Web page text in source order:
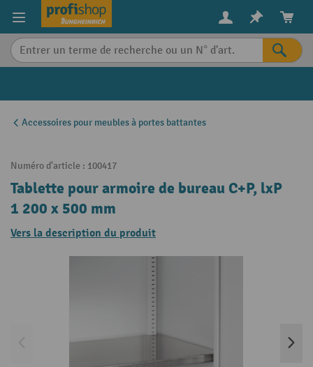
content
Accessoires pour meubles à portes battantes
Numéro d'article : 100417
Tablette pour armoire de bureau C+P, lxP
1 200 x 500 mm
Vers la description du produit